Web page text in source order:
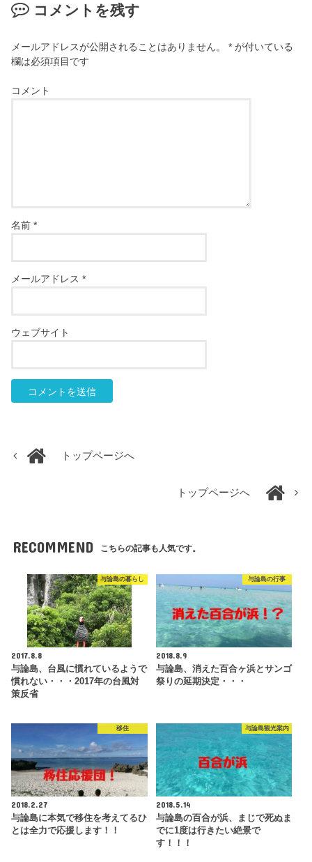
コメントを残す
メールアドレスが公開されることはありません。 * が付いている
欄は必須項目です
コメント
名前*
メールアドレス*
ウェブサイト
トップページへ
トップページへ
RECOMMEND こちらの記事も人気です。
与論島の暮らし
2017.8.8
与論島、台風に慣れているようで
慣れない・・・2017年の台風対
策反省
与論島の行事
2018.8.9
与論島、消えた百合ヶ浜とサンゴ
祭りの延期決定・・・
移住
2018.2.27
与論島に本気で移住を考えてるひ
とは全力で応援します！！
与論島観光案内
2018.5.14
与論島の百合が浜、まじで死ぬま
でに1度は行きたい絶景で
す！！！